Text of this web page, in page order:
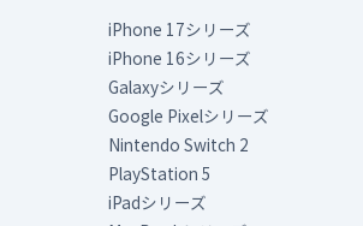
iPhone 17シリーズ
iPhone 16シリーズ
Galaxyシリーズ
Google Pixelシリーズ
Nintendo Switch 2
PlayStation 5
iPadシリーズ